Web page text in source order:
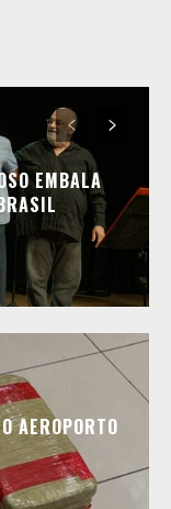
EMBALA
AEROPORTO